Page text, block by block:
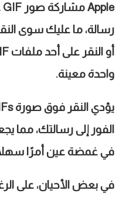
Appleمشاركة صور
رسالة، ما عليك سوى
أو النقر على أحد ملفات
واحدة معينة.
يؤدي النقر فوق صورةiPhone GIFs
الفور إلى رسالتك، مما
في غمضة عين أمرًا سهلًا
في بعض الأحيان، على